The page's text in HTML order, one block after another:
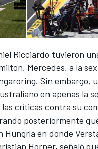
Ricciardo tuvieron
Mercedes, a la
Sin embargo,
en apenas la
críticas contra su
posteriormente
Hungría en donde
Horner, señaló